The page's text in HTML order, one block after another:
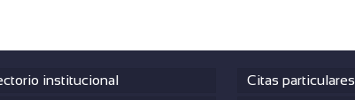
institucional
Citas particulares